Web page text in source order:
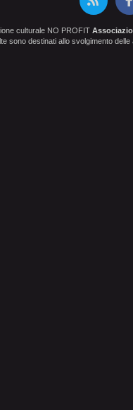
culturale NO PROFIT
sono destinati allo svolgimento